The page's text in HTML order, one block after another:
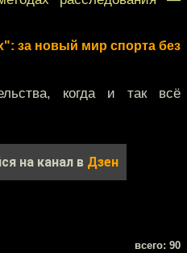
за новый мир спорта без
когда и так всё
на канал в Дзен
всего: 90